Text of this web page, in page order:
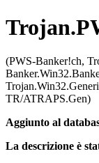
(PWS-Banker!ch,
TR/ATRAPS.Gen)
Aggiunto al
La descrizione è